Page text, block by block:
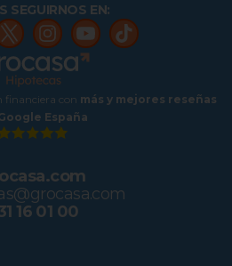
SEGUIRNOS EN:
financiera con más y mejores reseñas
España
16 01 00